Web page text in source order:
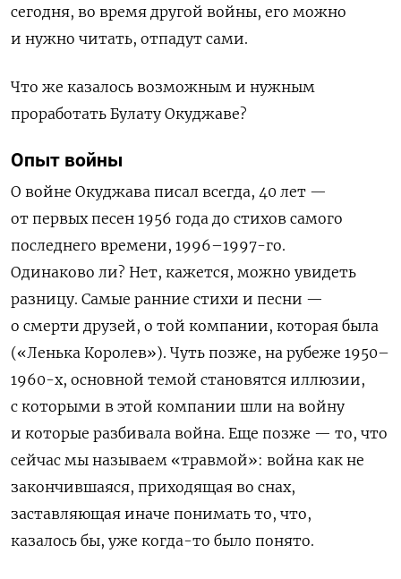
сегодня, во время другой войны, его можно
и нужно читать, отпадут сами.
Что же казалось возможным и нужным
проработать Булату Окуджаве?
Опыт войны
О войне Окуджава писал всегда, 40 лет —
от первых песен 1956 года до стихов самого
последнего времени, 1996–1997-го.
Одинаково ли? Нет, кажется, можно увидеть
разницу. Самые ранние стихи и песни —
о смерти друзей, о той компании, которая была
(«Ленька Королев»). Чуть позже, на рубеже 1950–
1960-х, основной темой становятся иллюзии,
с которыми в этой компании шли на войну
и которые разбивала война. Еще позже — то, что
сейчас мы называем «травмой»: война как не
закончившаяся, приходящая во снах,
заставляющая иначе понимать то, что,
казалось бы, уже когда-то было понято.